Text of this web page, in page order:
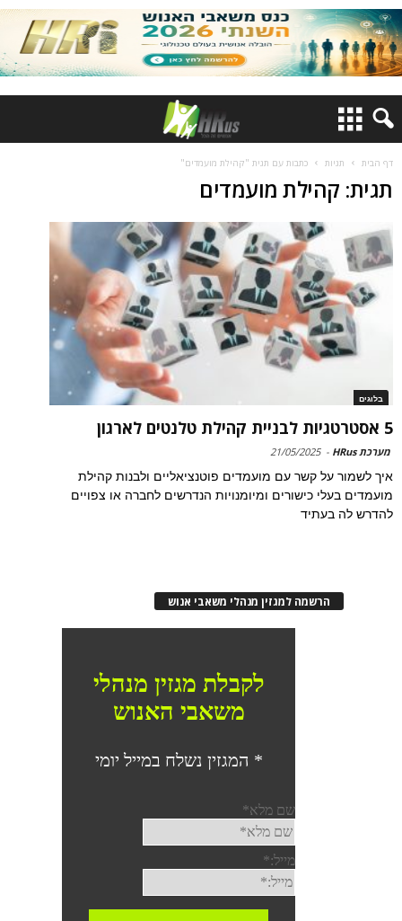
דף הבית תגיות כתבות עם תגית "קהילת מועמדים"
תגית: קהילת מועמדים
בלוגים
5 אסטרטגיות לבניית קהילת טלנטים לארגון
מערכת HRus -
21/05/2025
איך לשמור על קשר עם מועמדים פוטנציאליים ולבנות קהילת
מועמדים בעלי כישורים ומיומנויות הנדרשים לחברה או צפויים
להדרש לה בעתיד
הרשמה למגזין מנהלי משאבי אנוש